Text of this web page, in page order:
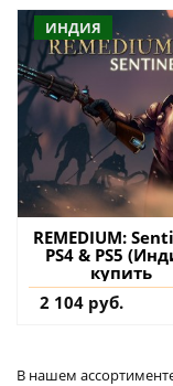
ИНДИЯ
REMEDIUM:
PS4 & PS5
купить
2 104 руб.
В нашем